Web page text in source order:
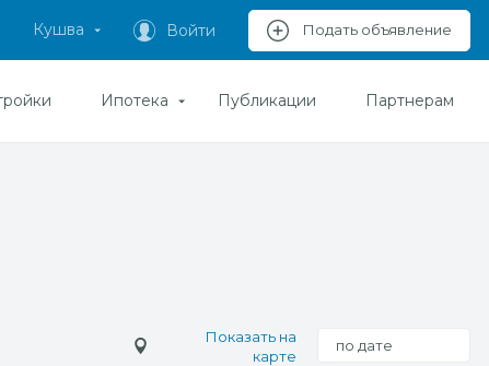
Кушва Войти Подать объявление
Ипотека Публикации Партнерам
Показать на
карте
по дате